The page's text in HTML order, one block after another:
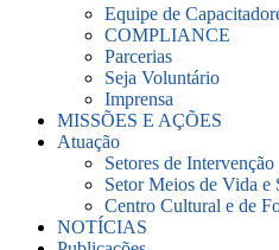
Equipe de
COMPLIANCE
Parcerias
Seja Voluntário
Imprensa
MISSÕES E AÇÕES
Atuação
Setores de Intervenção
Setor Meios de Vida e
Centro Cultural e de
NOTÍCIAS